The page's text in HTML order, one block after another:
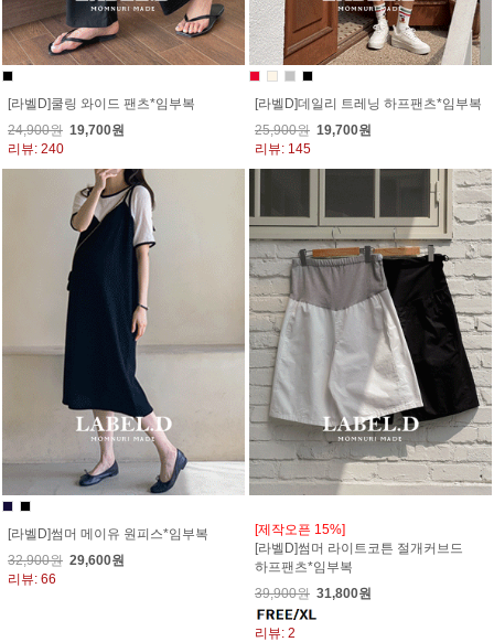
[라벨D]쿨링 와이드 팬츠*임부복
24,900원 19,700원
리뷰: 240
[라벨D]데일리 트레닝 하프팬츠*임부복
25,900원 19,700원
리뷰: 145
[라벨D]썸머 메이유 원피스*임부복
32,900원 29,600원
리뷰: 66
[제작오픈 15%]
[라벨D]썸머 라이트코튼 절개커브드
하프팬츠*임부복
39,900원 31,800원
리뷰: 2